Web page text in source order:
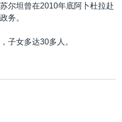
尔坦曾在2010年底阿卜杜拉赴
务。
子女多达30多人。